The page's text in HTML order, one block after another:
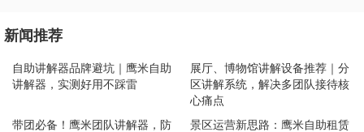
新闻推荐
自助讲解器品牌避坑｜鹰米自助
讲解器，实测好用不踩雷
展厅、博物馆讲解设备推荐｜分
区讲解系统，解决多团队接待核
心痛点
带团必备！鹰米团队讲解器，防
景区运营新思路：鹰米自助租赁